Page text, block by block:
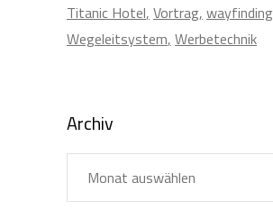
Titanic Hotel Vortrag wayfinding
Wegeleitsystem Werbetechnik
Archiv